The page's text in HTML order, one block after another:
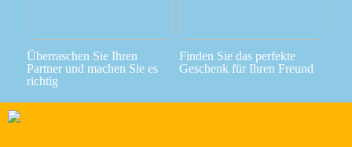
Überraschen Sie Ihren
Partner und machen Sie es
richtig
Finden Sie das perfekte
Geschenk für Ihren Freund